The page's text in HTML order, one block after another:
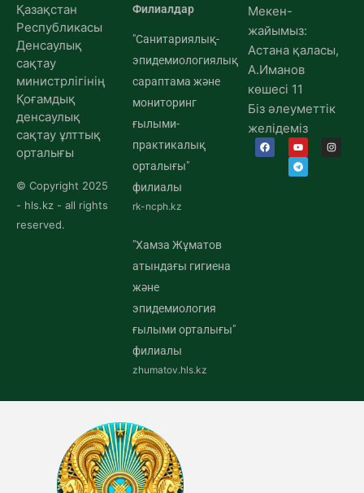
Қазақстан
Республикасы
Денсаулық
сақтау
министрлігінің
Қоғамдық
денсаулық
сақтау ұлттық
орталығы
© Copyright 2025
- hls.kz - all rights
reserved.
Филиалдар
"Санитариялық-
эпидемиологиялық
сараптама және
мониторинг
ғылыми-
практикалық
орталығы"
филиалы
rk-ncph.kz
"Хамза Жұматов
атындағы гигиена
және
эпидемиология
ғылыми орталығы"
филиалы
zhumatov.hls.kz
Мекен-
жайымыз:
Астана қаласы,
А.Иманов
көшесі 11
Біз әлеуметтік
желідеміз